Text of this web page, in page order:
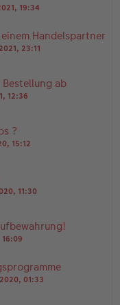
19:34
Handelspartner
23:11
ab
12:36
?
15:12
11:30
16:09
01:33